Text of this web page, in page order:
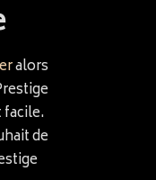
alors
facile.
de